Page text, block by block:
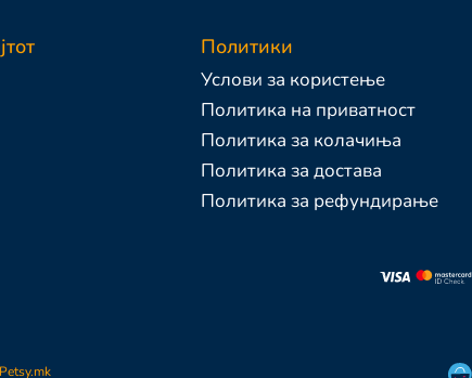
Политики
Услови за користење
Политика на приватност
Политика за колачиња
Политика за достава
Политика за рефундирање
Petsy.mk